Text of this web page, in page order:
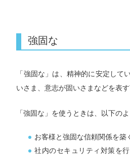
強固な
「強固な」は、精神的に安定して
いさま、意志が固いさまなどを表す
「強固な」を使うときは、以下の
お客様と強固な信頼関係を築
社内のセキュリティ対策を